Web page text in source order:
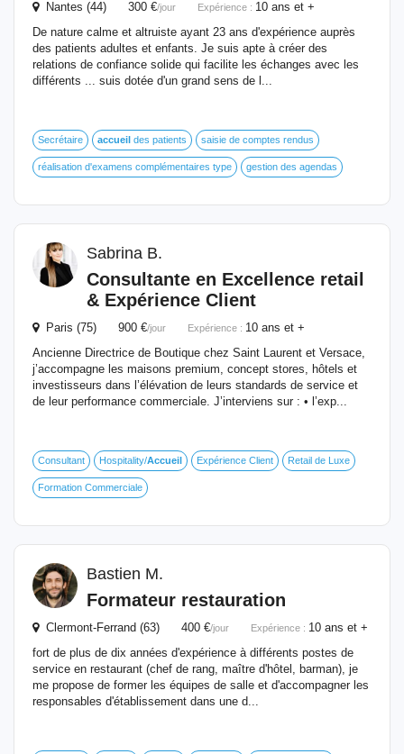
Nantes (44) 300 €/jour Expérience : 10 ans et +
De nature calme et altruiste ayant 23 ans d'expérience auprès
des patients adultes et enfants. Je suis apte à créer des
relations de confiance solide qui facilite les échanges avec les
différents ... suis dotée d'un grand sens de l...
Secrétaire accueil des patients saisie de comptes rendus
réalisation d'examens complémentaires type gestion des agendas
Sabrina B.
Consultante en Excellence retail
& Expérience Client
Paris (75) 900 €/jour Expérience : 10 ans et +
Ancienne Directrice de Boutique chez Saint Laurent et Versace,
j’accompagne les maisons premium, concept stores, hôtels et
investisseurs dans l’élévation de leurs standards de service et
de leur performance commerciale. J’interviens sur : • l’exp...
Consultant Hospitality/Accueil Expérience Client Retail de Luxe
Formation Commerciale
Bastien M.
Formateur restauration
Clermont-Ferrand (63) 400 €/jour Expérience : 10 ans et +
fort de plus de dix années d'expérience à différents postes de
service en restaurant (chef de rang, maître d'hôtel, barman), je
me propose de former les équipes de salle et d'accompagner les
responsables d'établissement dans une d...